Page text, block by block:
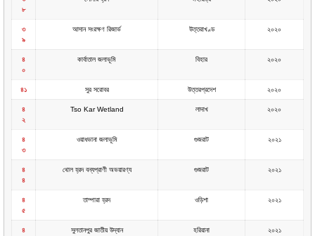
৮
৩
৯
আসান সংরক্ষণ রিজার্ভ উত্তরাখণ্ড ২০২০
৪
০
কার্বাতাল জলাভূমি বিহার ২০২০
৪১ সুর সরোবর উত্তরপ্রদেশ ২০২০
৪
২
Tso Kar Wetland লাদাখ ২০২০
৪
৩
ওয়াধভানা জলাভূমি গুজরাট ২০২১
৪
৪
থোল হ্রদ বন্যপ্রাণী অভয়ারণ্য গুজরাট ২০২১
৪
৫
তাম্পারা হ্রদ ওড়িশা ২০২১
৪
সুলতানপুর জাতীয় উদ্যান হরিয়ানা ২০২১